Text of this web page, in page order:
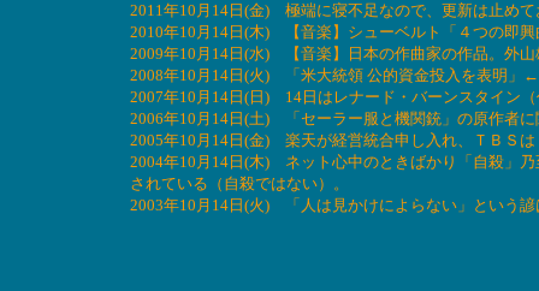
2011年10月14日(金) 極端に寝不足なので、更新は止めて
2010年10月14日(木) 【音楽】シューベルト「４つの即
2009年10月14日(水) 【音楽】日本の作曲家の作品。外
2008年10月14日(火) 「米大統領 公的資金投入を表明」
2007年10月14日(日) 14日はレナード・バーンスタイン
2006年10月14日(土) 「セーラー服と機関銃」の原作者
2005年10月14日(金) 楽天が経営統合申し入れ、ＴＢＳ
2004年10月14日(木) ネット心中のときばかり「自殺」
されている（自殺ではない）。
2003年10月14日(火) 「人は見かけによらない」という